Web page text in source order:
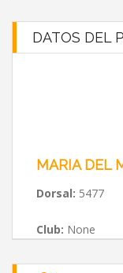
DATOS DEL
MARIA DEL
Dorsal: 5477
Club: None